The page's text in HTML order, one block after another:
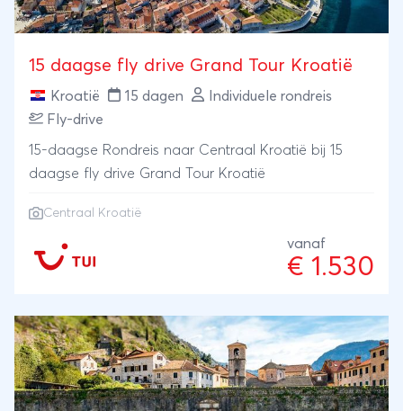
15 daagse fly drive Grand Tour Kroatië
Kroatië 15 dagen
Individuele rondreis
Fly-drive
15-daagse Rondreis naar Centraal Kroatië bij 15
daagse fly drive Grand Tour Kroatië
Centraal Kroatië
vanaf
€ 1.530